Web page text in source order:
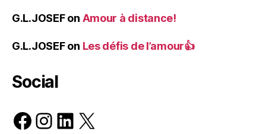
G.L.JOSEFon Amour à distance!
G.L.JOSEFon Les défis de l’amour👍
Social
Facebook
Instagram
LinkedIn
X